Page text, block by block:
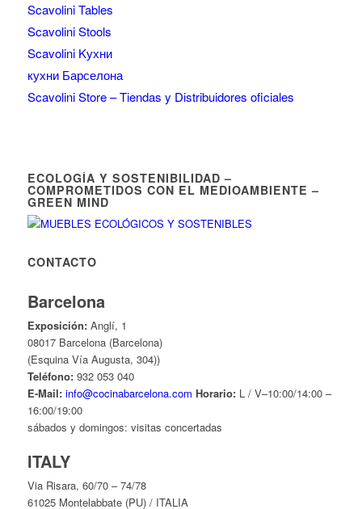
Scavolini Tables
Scavolini Stools
Scavolini Kухни
кухни Барселона
Scavolini Store – Tiendas y Distribuidores oficiales
ECOLOGÍA Y SOSTENIBILIDAD –
COMPROMETIDOS CON EL MEDIOAMBIENTE –
GREEN MIND
CONTACTO
Barcelona
Exposición:Anglí, 1
08017 Barcelona (Barcelona)
(Esquina Vía Augusta, 304))
Teléfono:932 053 040
E-Mail: info@cocinabarcelona.com Horario:L / V–10:00/14:00 –
16:00/19:00
sábados y domingos: visitas concertadas
ITALY
Via Risara, 60/70 – 74/78
61025 Montelabbate (PU) / ITALIA